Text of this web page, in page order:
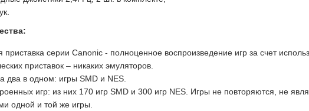
приставка серии Canonic - полноценное воспроизведение игр за счет
приставок – никаких эмуляторов.
два в одном: игры SMD и NES.
игр: из них 170 игр SMD и 300 игр NES. Игры не повторяются, не
одной и той же игры.